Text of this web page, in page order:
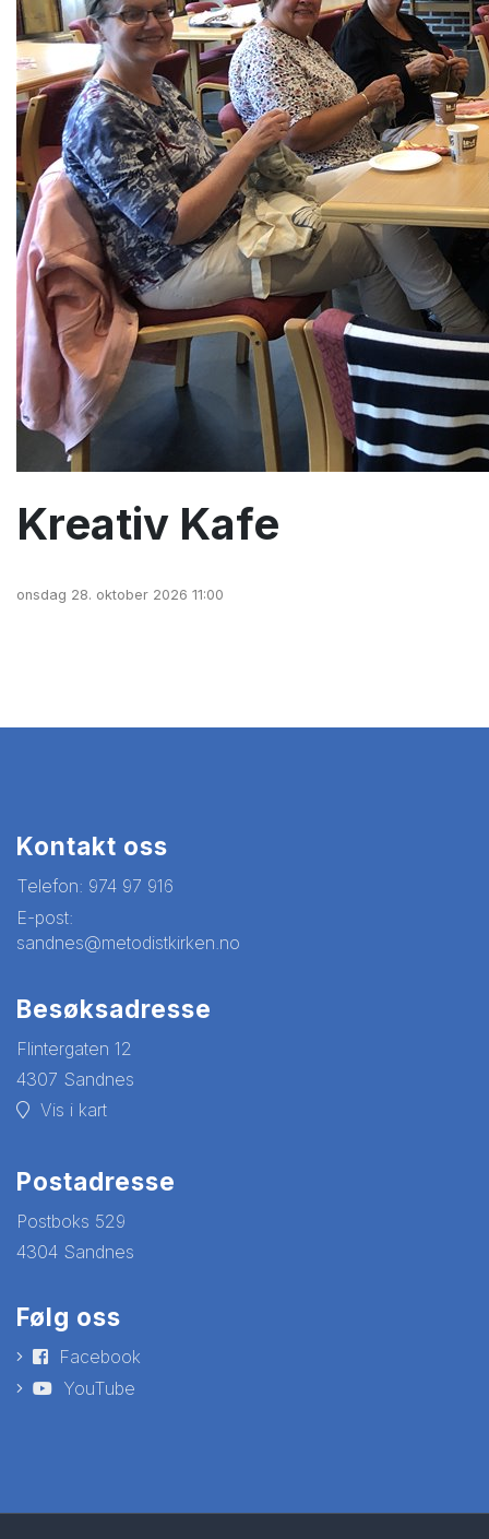
Kreativ Kafe
onsdag 28. oktober 2026 11:00
Kontakt oss
Telefon: 974 97 916
E-post:
sandnes@metodistkirken.no
Besøksadresse
Flintergaten 12
4307 Sandnes
Vis i kart
Postadresse
Postboks 529
4304 Sandnes
Følg oss
Facebook
YouTube